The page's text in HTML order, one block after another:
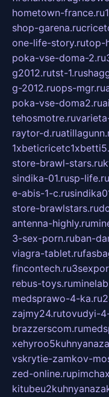
hometown-france.ru
shop-garena.ru
one-life-story.rutop-
poka-vse-doma-2.ru
g2012.rutst-1.ru
g-2012.ruops-mgr.ru
poka-vse-doma2.ru
tehosmotre.ru
raytor-d.ru
store-brawl-stars.ru
sindika-01.rusp-life.ru
e-abis-1-c.ru
store-brawlstars.ru
antenna-highly.ru
3-sex-porn.ruban-
viagra-tablet.ru
fincontech.ru
rebus-toys.ru
medsprawo-4-ka.ru
zajmy24.rutovudyi-
brazzerscom.ru
vskrytie-zamkov-
zed-online.ru